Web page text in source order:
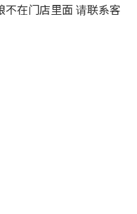
在门店里面 请联系客